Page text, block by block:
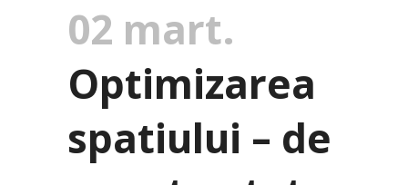
02 mart.
Optimizarea
spatiului – de